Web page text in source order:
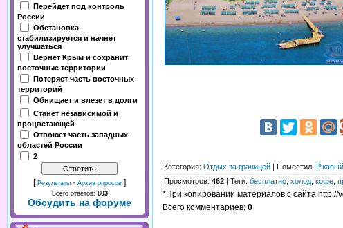
Перейдет под контроль
России
Обстановка
стабилизируется и начнет
улучшаться
Вернет Крым и сохранит
восточные территории
Потеряет часть восточных
территорий
Обнищает и влезет в долги
Станет независимой и
процветающей
Отвоюет часть западных
областей России
2
[ Результаты · Архив опросов ]
Всего ответов: 803
Обсудить на форуме
Категория: Отдых за границей | Поместил: Ржавый
Просмотров: 462 | Теги: бесплатно холод кофе
*При копировании материалов с сайта
Всего комментариев: 0